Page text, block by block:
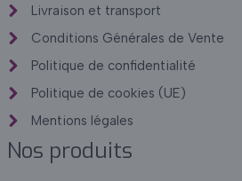
Livraison et transport
Conditions Générales de Vente
Politique de confidentialité
Politique de cookies (UE)
Mentions légales
Nos produits